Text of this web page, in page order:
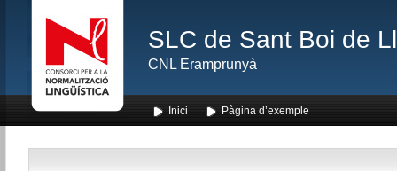
SLC de Sant Boi de
CNL Eramprunyà
Inici Pàgina d’exemple